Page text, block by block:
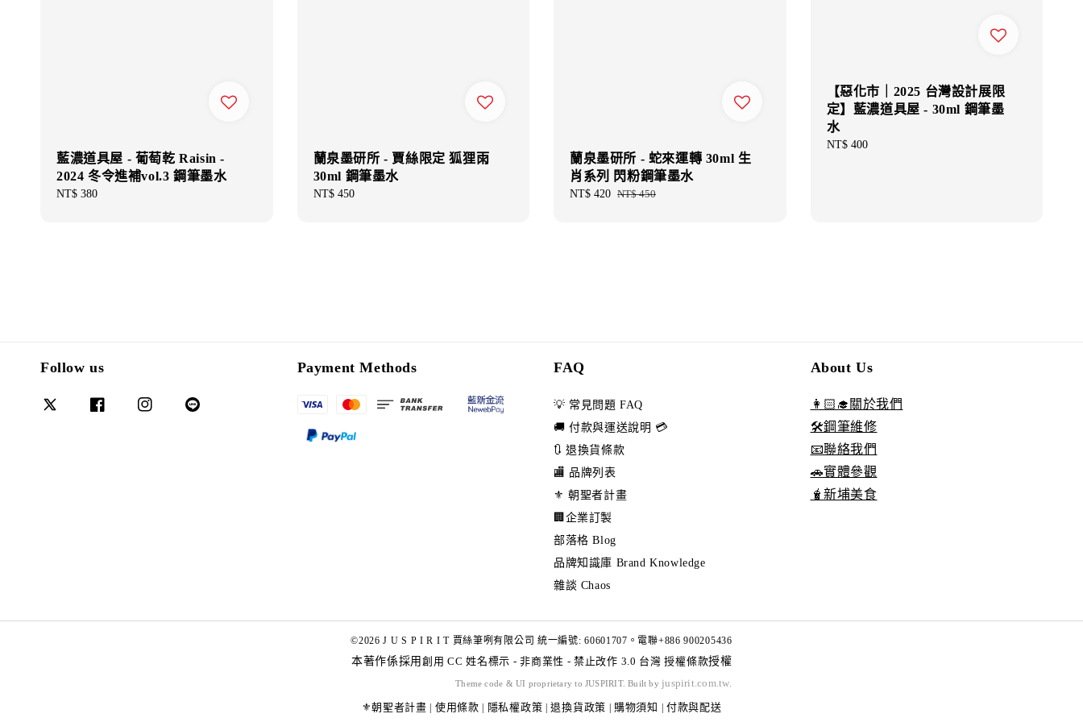
藍濃道具屋 - 葡萄乾 Raisin -
2024 冬令進補vol.3 鋼筆墨水
Regular
NT$ 380
蘭泉墨研所 - 賈絲限定 狐狸雨
30ml 鋼筆墨水
Regular
NT$ 450
蘭泉墨研所 - 蛇來運轉 30ml 生
肖系列 閃粉鋼筆墨水
Sale
NT$ 420 Regular
NT$ 450
【惡化市｜2025 台灣設計展限
定】藍濃道具屋 - 30ml 鋼筆墨
水
Regular
NT$ 400
Follow us Payment Methods FAQ
💡 常見問題 FAQ
🚚 付款與運送說明 💳
🔃 退換貨條款
🏬 品牌列表
⚜️ 朝聖者計畫
🏢企業訂製
部落格 Blog
品牌知識庫 Brand Knowledge
雜談 Chaos
About Us
👩🏻‍🎓關於我們
🛠️鋼筆維修
📧聯絡我們
🚗實體參觀
🧋新埔美食
©2026 J U S P I R I T 賈絲筆咧有限公司 統一編號: 60601707。電聯+886 900205436
本著作係採用創用 CC 姓名標示 - 非商業性 - 禁止改作 3.0 台灣 授權條款授權
Theme code & UI proprietary to JUSPIRIT. Built by juspirit.com.tw
⚜️朝聖者計畫 使用條款 隱私權政策 |退換貨政策 購物須知 付款與配送